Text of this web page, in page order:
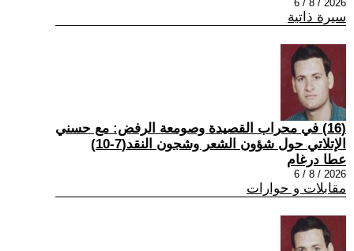
2026 / 8 / 6
سيرة ذاتية
(16) في محراب القصيدة وصومعة الرفض: مع حسني
الإتلاتي حول شؤون الشعر وشجون النقد(7-10)
عطا درغام
2026 / 8 / 6
مقابلات و حوارات